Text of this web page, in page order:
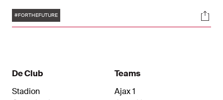
staan. Deze keer is de prijs voor Levi
Acheampong.
Tags
#FORTHEFUTURE
De Club
Stadion
Teams
Ajax 1